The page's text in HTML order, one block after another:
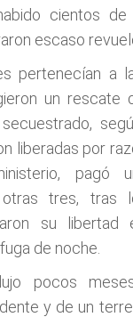
cientos
escaso
pertenecían a
un rescate
liberadas por
pagó
otras tres, tras
su
de noche.
pocos
y de un